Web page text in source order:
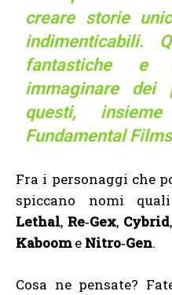
creare storie
indimenticabili.
fantastiche
immaginare dei
questi,
Fundamental
Fra i personaggi che
spiccano nomi
Lethal, Re‐Gex, Cybrid,
Kaboome Nitro‐Gen.
Cosa ne pensate?